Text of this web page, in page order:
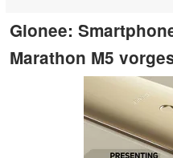
Gionee:
Marathon M5